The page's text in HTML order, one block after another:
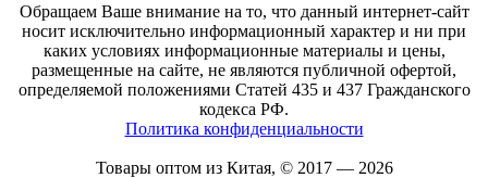
Обращаем Ваше внимание на то, что данный интернет-сайт
носит исключительно информационный характер и ни при
каких условиях информационные материалы и цены,
размещенные на сайте, не являются публичной офертой,
определяемой положениями Статей 435 и 437 Гражданского
кодекса РФ.
Политика конфиденциальности
Товары оптом из Китая, © 2017 — 2026